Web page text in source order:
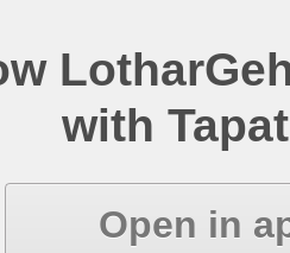
with
Open in